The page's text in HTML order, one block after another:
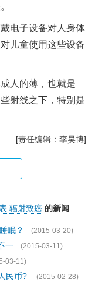
电子设备对人身体
儿童使用这些设备
人的薄，也就是
射线之下，特别是
[责任编辑：李昊博]
辐射致癌 的新闻
眠？
(2015-03-20)
一
(2015-03-11)
03-11)
民币? (2015-02-28)